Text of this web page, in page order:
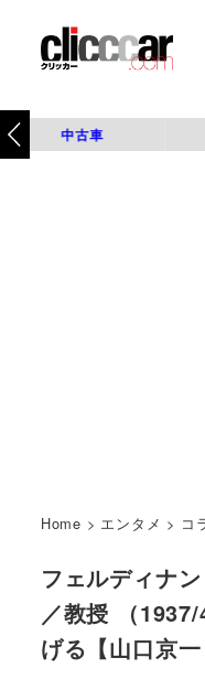
中古車
Home > エンタメ > コ
フェルディナ
／教授 （
げる【山口京